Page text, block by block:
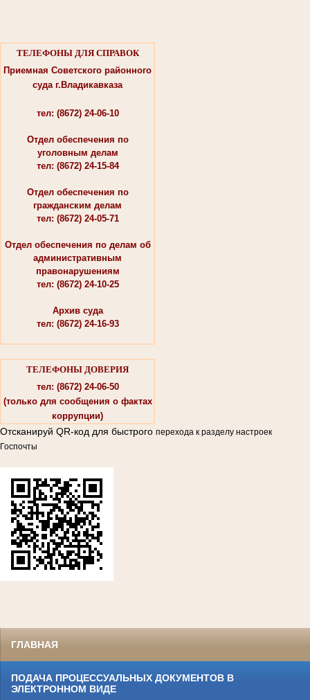
ТЕЛЕФОНЫ ДЛЯ СПРАВОК
Приемная Советского районного
суда г.Владикавказа
тел: (8672) 24-06-10
Отдел обеспечения по
уголовным делам
тел: (8672) 24-15-84
Отдел обеспечения по
гражданским делам
тел: (8672) 24-05-71
Отдел обеспечения по делам об
административным
правонарушениям
тел: (8672) 24-10-25
Архив суда
тел: (8672) 24-16-93
ТЕЛЕФОНЫ ДОВЕРИЯ
тел: (8672) 24-06-50
(только для сообщения о фактах
коррупции)
Отсканируй QR-код для быстрого перехода к разделу настроек
Госпочты
ГЛАВНАЯ
ПОДАЧА ПРОЦЕССУАЛЬНЫХ ДОКУМЕНТОВ В
ЭЛЕКТРОННОМ ВИДЕ